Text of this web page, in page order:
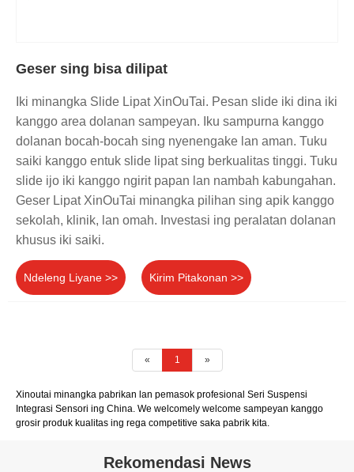
Geser sing bisa dilipat
Iki minangka Slide Lipat XinOuTai. Pesan slide iki dina iki
kanggo area dolanan sampeyan. Iku sampurna kanggo
dolanan bocah-bocah sing nyenengake lan aman. Tuku
saiki kanggo entuk slide lipat sing berkualitas tinggi. Tuku
slide ijo iki kanggo ngirit papan lan nambah kabungahan.
Geser Lipat XinOuTai minangka pilihan sing apik kanggo
sekolah, klinik, lan omah. Investasi ing peralatan dolanan
khusus iki saiki.
Ndeleng Liyane >> Kirim Pitakonan >>
« 1 »
Xinoutai minangka pabrikan lan pemasok profesional Seri Suspensi
Integrasi Sensori ing China. We welcomely welcome sampeyan kanggo
grosir produk kualitas ing rega competitive saka pabrik kita.
Rekomendasi News